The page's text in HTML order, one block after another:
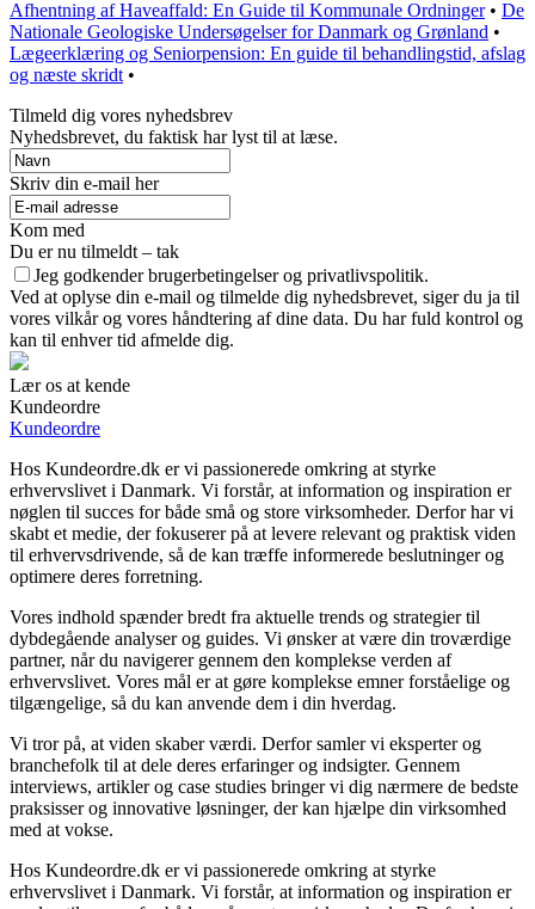
Afhentning af Haveaffald: En Guide til Kommunale Ordninger• De
Nationale Geologiske Undersøgelser for Danmark og Grønland •
Lægeerklæring og Seniorpension: En guide til behandlingstid, afslag
og næste skridt •
Tilmeld dig vores nyhedsbrev
Nyhedsbrevet, du faktisk har lyst til at læse.
Skriv din e-mail her
Kom med
Du er nu tilmeldt – tak
Jeg godkender brugerbetingelser og privatlivspolitik.
Ved at oplyse din e-mail og tilmelde dig nyhedsbrevet, siger du ja til
vores vilkår og vores håndtering af dine data. Du har fuld kontrol og
kan til enhver tid afmelde dig.
Lær os at kende
Kundeordre
Kundeordre
Hos Kundeordre.dk er vi passionerede omkring at styrke
erhvervslivet i Danmark. Vi forstår, at information og inspiration er
nøglen til succes for både små og store virksomheder. Derfor har vi
skabt et medie, der fokuserer på at levere relevant og praktisk viden
til erhvervsdrivende, så de kan træffe informerede beslutninger og
optimere deres forretning.
Vores indhold spænder bredt fra aktuelle trends og strategier til
dybdegående analyser og guides. Vi ønsker at være din troværdige
partner, når du navigerer gennem den komplekse verden af
erhvervslivet. Vores mål er at gøre komplekse emner forståelige og
tilgængelige, så du kan anvende dem i din hverdag.
Vi tror på, at viden skaber værdi. Derfor samler vi eksperter og
branchefolk til at dele deres erfaringer og indsigter. Gennem
interviews, artikler og case studies bringer vi dig nærmere de bedste
praksisser og innovative løsninger, der kan hjælpe din virksomhed
med at vokse.
Hos Kundeordre.dk er vi passionerede omkring at styrke
erhvervslivet i Danmark. Vi forstår, at information og inspiration er